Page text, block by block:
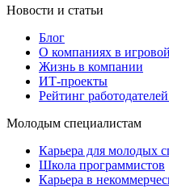
Новости и статьи
Блог
О компаниях в
Жизнь в компании
ИТ-проекты
Рейтинг
Молодым специалистам
Карьера для молодых
Школа программистов
Карьера в